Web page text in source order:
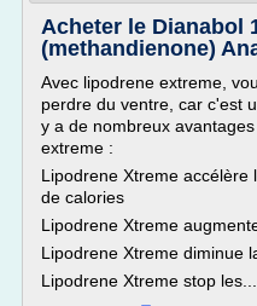
Acheter le Dianabol
(methandienone)
Avec lipodrene extreme,
perdre du ventre, car c'est
y a de nombreux
extreme :
Lipodrene Xtreme
de calories
Lipodrene Xtreme
Lipodrene Xtreme diminue
Lipodrene Xtreme stop les...